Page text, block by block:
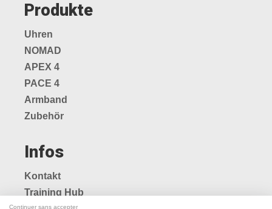
Produkte
Uhren
NOMAD
APEX 4
PACE 4
Armband
Zubehör
Infos
Kontakt
Training Hub
Continuer sans accepter